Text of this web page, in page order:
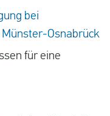
bei
Osnabrück
für eine